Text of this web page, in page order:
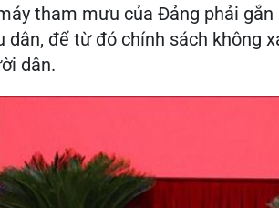
tham mưu của Đảng phải
dân, để từ đó chính sách không
dân.